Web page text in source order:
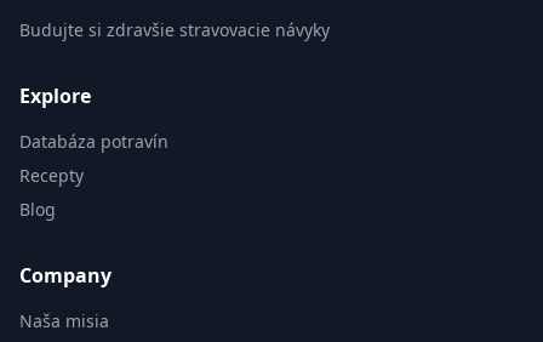
Budujte si zdravšie stravovacie návyky
Explore
Databáza potravín
Recepty
Blog
Company
Naša misia